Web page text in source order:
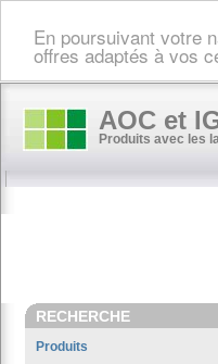
En poursuivant votre
offres adaptés à vos
AOC et
Produits avec les
RECHERCHE
Produits